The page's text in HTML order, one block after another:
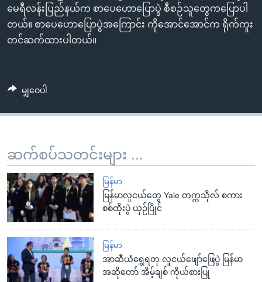
ကြည့်
ရန်
ရှာဖွေ
သို့
ဘာသာစကားများ
မေရီလန်းပြည်နယ်က စာပေဟောပြောပွဲ စီစဉ်သူတွေကပြောပါ
တယ်။ စာပေဟောပြောပွဲအကြောင်း ကိုအောင်အောင်က ရိုက်ကူး
တင်ဆက်ထားပါတယ်။
မျှဝေပါ
ဆက်စပ်သတင်းများ ...
မြန်မာ
မြန်မာလူငယ်တွေ Yale တက္ကသိုလ် စကား
စစ်ထိုးပွဲ ယှဉ်ပြိုင်
မြန်မာ
အာဆီယံရွှေရတု လူငယ်ဖျော်ဖြေပွဲ မြန်မာ
အဆိုတော် အိမ့်ချစ် ကိုယ်စားပြု